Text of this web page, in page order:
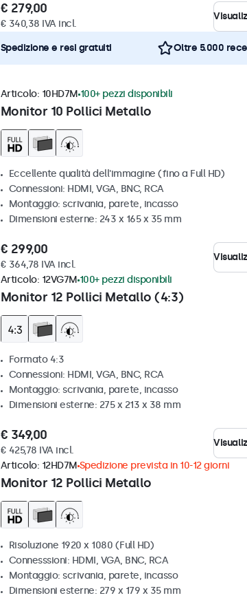
€ 279,00
€ 340,38 IVA incl.
Spedizione e resi gratuiti Oltre 5.000
Monitor 10 Pollici Metallo
Articolo: 10HD7M 100+ pezzi disponibili
Eccellente qualità dell'immagine (fino a Full HD)
Connessioni: HDMI, VGA, BNC, RCA
Montaggio: scrivania, parete, incasso
Dimensioni esterne: 243 x 165 x 35 mm
€ 299,00
€ 364,78 IVA incl.
Monitor 12 Pollici Metallo (4:3)
Articolo: 12VG7M 100+ pezzi disponibili
Formato 4:3
Connessioni: HDMI, VGA, BNC, RCA
Montaggio: scrivania, parete, incasso
Dimensioni esterne: 275 x 213 x 38 mm
€ 349,00
€ 425,78 IVA incl.
Monitor 12 Pollici Metallo
Articolo: 12HD7M Spedizione prevista in 10-12 giorni
Risoluzione 1920 x 1080 (Full HD)
Connesssioni: HDMI, VGA, BNC, RCA
Montaggio: scrivania, parete, incasso
Dimensioni esterne: 279 x 179 x 35 mm